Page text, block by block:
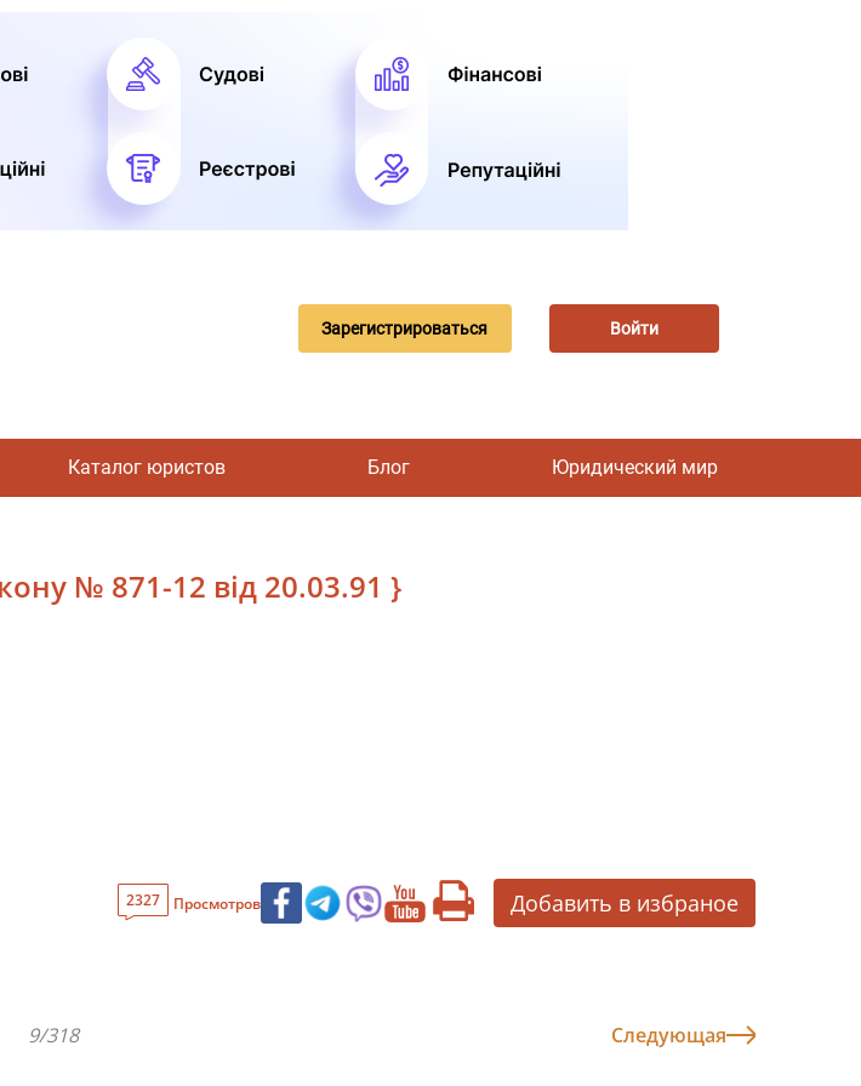
Зарегистрироваться Войти
Каталог юристов Блог Юридический мир
№ 871-12 від 20.03.91 }
2327 Просмотров Добавить в избраное
9/318 Следующая